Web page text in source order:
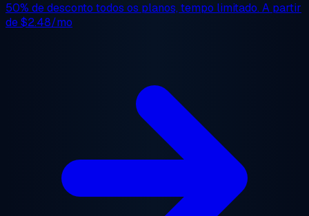
50% de desconto todos os planos, tempo limitado. A partir
de$2.48/mo